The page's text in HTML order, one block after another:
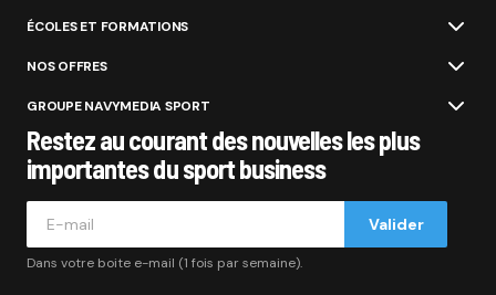
ÉCOLES ET FORMATIONS
NOS OFFRES
GROUPE NAVYMEDIA SPORT
Restez au courant des nouvelles les plus
importantes du sport business
Valider
Dans votre boite e-mail (1 fois par semaine).